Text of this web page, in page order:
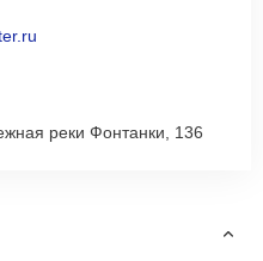
реки Фонтанки, 136